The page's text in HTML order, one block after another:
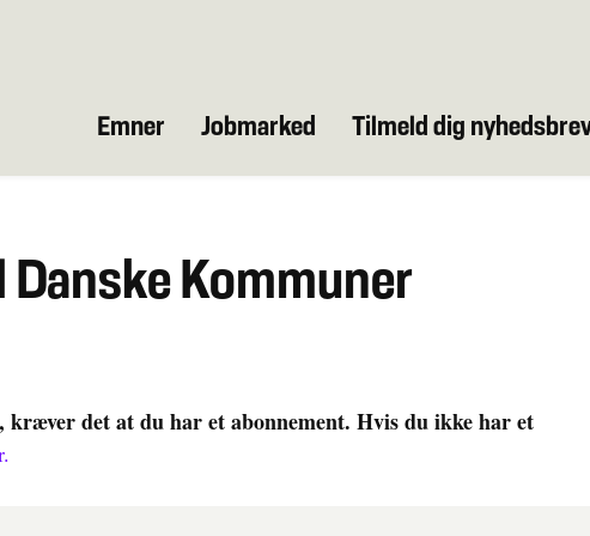
Emner Jobmarked Tilmeld dig
Kommuner
det at du har et abonnement. Hvis du ikke har et